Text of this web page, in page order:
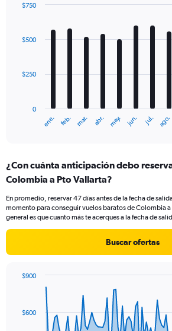
with
12
The
Range:
12
The
chart
axis
values.
to
ene. feb. mar. abr. may. jun. jul. ago.
0
$250
$500
$750
¿Con cuánta anticipación debo
Colombia a Pto Vallarta?
En promedio, reservar 47 días antes de la fecha de
momento para conseguir vuelos baratos de Colombia a
general es que cuanto más te acerques a la fecha de
Buscar ofertas
data
$600
$900